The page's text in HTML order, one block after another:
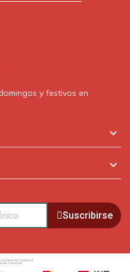
y festivos en


Suscribirse